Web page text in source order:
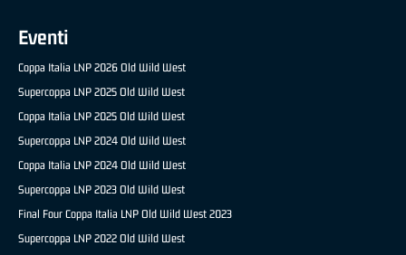
Eventi
Coppa Italia LNP 2026 Old Wild West
Supercoppa LNP 2025 Old Wild West
Coppa Italia LNP 2025 Old Wild West
Supercoppa LNP 2024 Old Wild West
Coppa Italia LNP 2024 Old Wild West
Supercoppa LNP 2023 Old Wild West
Final Four Coppa Italia LNP Old Wild West 2023
Supercoppa LNP 2022 Old Wild West